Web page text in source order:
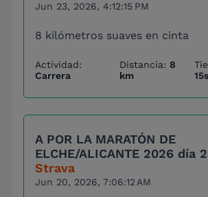
Jun 23, 2026, 4:12:15 PM
8 kilómetros suaves en cinta
Actividad:
Carrera
Distancia: 8
km
15s
A POR LA MARATÓN DE
ELCHE/ALICANTE 2026 día
Strava
Jun 20, 2026, 7:06:12 AM